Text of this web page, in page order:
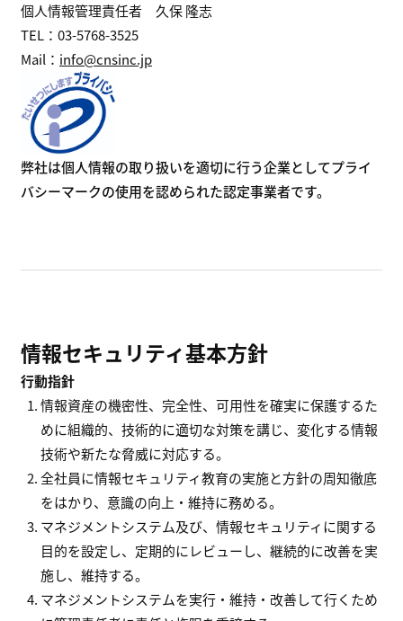
個人情報管理責任者 久保 隆志
TEL：03-5768-3525
Mail： info@cnsinc.jp
弊社は個人情報の取り扱いを適切に行う企業としてプライ
バシーマークの使用を認められた認定事業者です。
情報セキュリティ基本方針
行動指針
情報資産の機密性、完全性、可用性を確実に保護するた
めに組織的、技術的に適切な対策を講じ、変化する情報
技術や新たな脅威に対応する。
全社員に情報セキュリティ教育の実施と方針の周知徹底
をはかり、意識の向上・維持に務める。
マネジメントシステム及び、情報セキュリティに関する
目的を設定し、定期的にレビューし、継続的に改善を実
施し、維持する。
マネジメントシステムを実行・維持・改善して行くため